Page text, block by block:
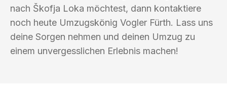
nach Škofja Loka möchtest, dann kontaktiere
noch heute Umzugskönig Vogler Fürth. Lass uns
deine Sorgen nehmen und deinen Umzug zu
einem unvergesslichen Erlebnis machen!